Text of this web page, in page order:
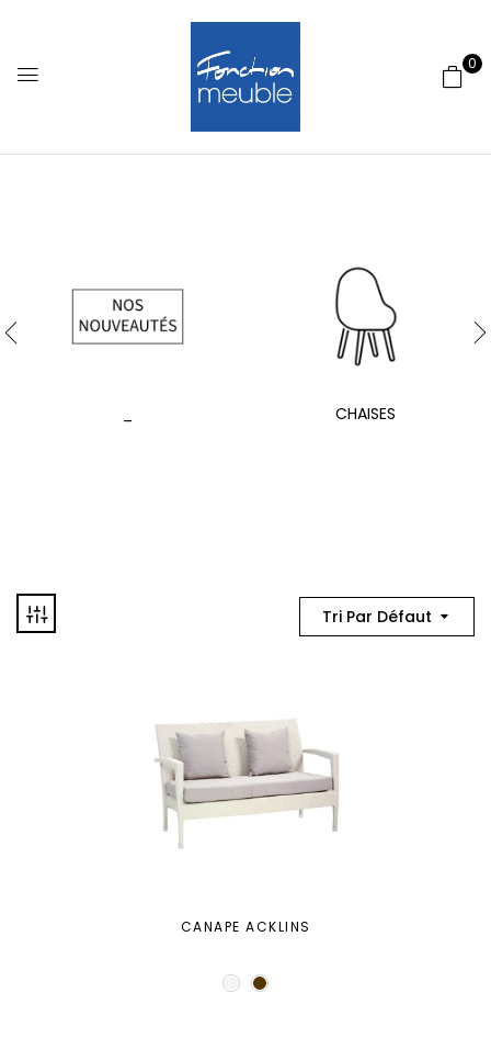
0
CHAISES
Tri Par Défaut
CANAPE ACKLINS